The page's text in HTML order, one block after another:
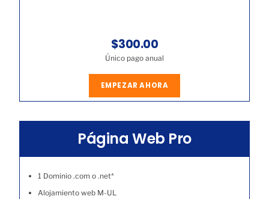
$300.00
Único pago anual
EMPEZAR AHORA
Página Web Pro
1 Dominio .com o .net*
Alojamiento web M-UL